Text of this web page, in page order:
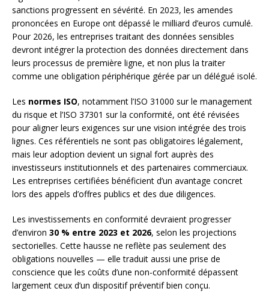
sanctions progressent en sévérité. En 2023, les amendes
prononcées en Europe ont dépassé le milliard d’euros cumulé.
Pour 2026, les entreprises traitant des données sensibles
devront intégrer la protection des données directement dans
leurs processus de première ligne, et non plus la traiter
comme une obligation périphérique gérée par un délégué isolé.
Les normes ISO, notamment l’ISO 31000 sur le management
du risque et l’ISO 37301 sur la conformité, ont été révisées
pour aligner leurs exigences sur une vision intégrée des trois
lignes. Ces référentiels ne sont pas obligatoires légalement,
mais leur adoption devient un signal fort auprès des
investisseurs institutionnels et des partenaires commerciaux.
Les entreprises certifiées bénéficient d’un avantage concret
lors des appels d’offres publics et des due diligences.
Les investissements en conformité devraient progresser
d’environ 30 % entre 2023 et 2026, selon les projections
sectorielles. Cette hausse ne reflète pas seulement des
obligations nouvelles — elle traduit aussi une prise de
conscience que les coûts d’une non-conformité dépassent
largement ceux d’un dispositif préventif bien conçu.